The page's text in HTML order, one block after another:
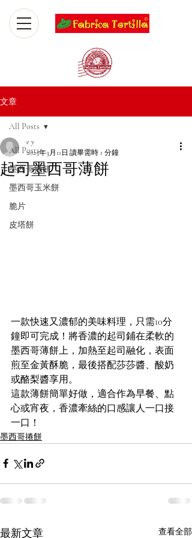
文章
All Posts
墨西哥捲餅
墨西哥玉米餅
脆片
皮塔餅
All Posts
起司墨西哥薄餅
e y
2025年3月11日 讀畢需時 1 分鐘
一款快速又濃郁的美味料理，只需10分
鐘即可完成！將香濃的起司鋪在柔軟的
墨西哥薄餅上，加熱至起司融化，表面
煎至金黃酥脆，最後搭配莎莎醬、酸奶
或酪梨醬享用。
這款薄餅簡單好做，適合作為早餐、點
心或宵夜，香濃牽絲的口感讓人一口接
一口！
墨西哥捲餅
最新文章 查看全部